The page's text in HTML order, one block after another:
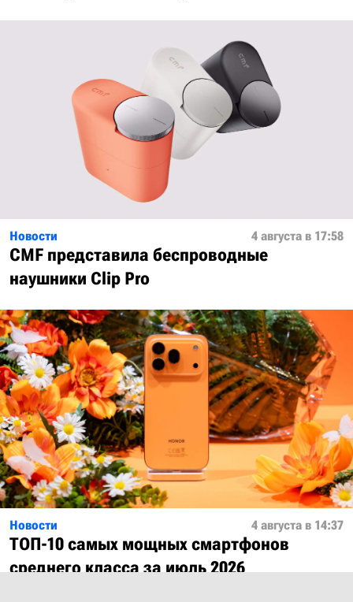
Новости 4 августа в 17:58
CMF представила беспроводные
наушники Clip Pro
Новости 4 августа в 14:37
ТОП-10 самых мощных смартфонов
среднего класса за июль 2026